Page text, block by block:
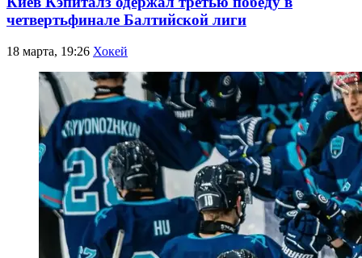
четвертьфинале Балтийской лиги
18 марта, 19:26 Хокей